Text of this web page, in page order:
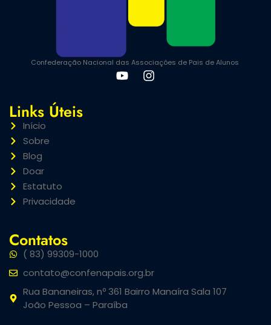
Confederação Nacional das Associações de Pais de Alunos
Links Úteis
Início
Sobre
Blog
Doar
Estatuto
Privacidade
Contatos
( 83) 99309-1000
contato@confenapais.org.br
Rua Bananeiras, nº 361 Bairro Manaíra Sala 107
João Pessoa – Paraíba